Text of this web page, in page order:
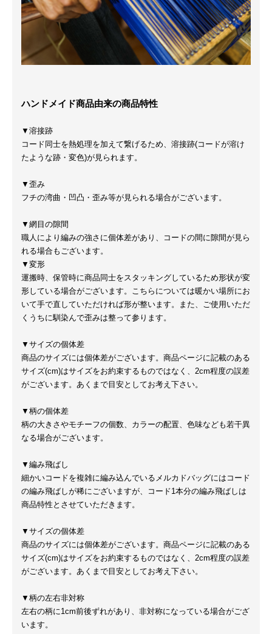
ハンドメイド商品由来の商品特性
▼溶接跡
コード同士を熱処理を加えて繋げるため、溶接跡(コードが溶け
たような跡・変色)が見られます。
▼歪み
フチの湾曲・凹凸・歪み等が見られる場合がございます。
▼網目の隙間
職人により編みの強さに個体差があり、コードの間に隙間が見ら
れる場合もございます。
▼変形
運搬時、保管時に商品同士をスタッキングしているため形状が変
形している場合がございます。こちらについては暖かい場所にお
いて手で直していただければ形が整います。また、ご使用いただ
くうちに馴染んで歪みは整って参ります。
▼サイズの個体差
商品のサイズには個体差がございます。商品ページに記載のある
サイズ(cm)はサイズをお約束するものではなく、2cm程度の誤差
がございます。あくまで目安としてお考え下さい。
▼柄の個体差
柄の大きさやモチーフの個数、カラーの配置、色味なども若干異
なる場合がございます。
▼編み飛ばし
細かいコードを複雑に編み込んでいるメルカドバッグにはコード
の編み飛ばしが稀にございますが、コード1本分の編み飛ばしは
商品特性とさせていただきます。
▼サイズの個体差
商品のサイズには個体差がございます。商品ページに記載のある
サイズ(cm)はサイズをお約束するものではなく、2cm程度の誤差
がございます。あくまで目安としてお考え下さい。
▼柄の左右非対称
左右の柄に1cm前後ずれがあり、非対称になっている場合がござ
います。